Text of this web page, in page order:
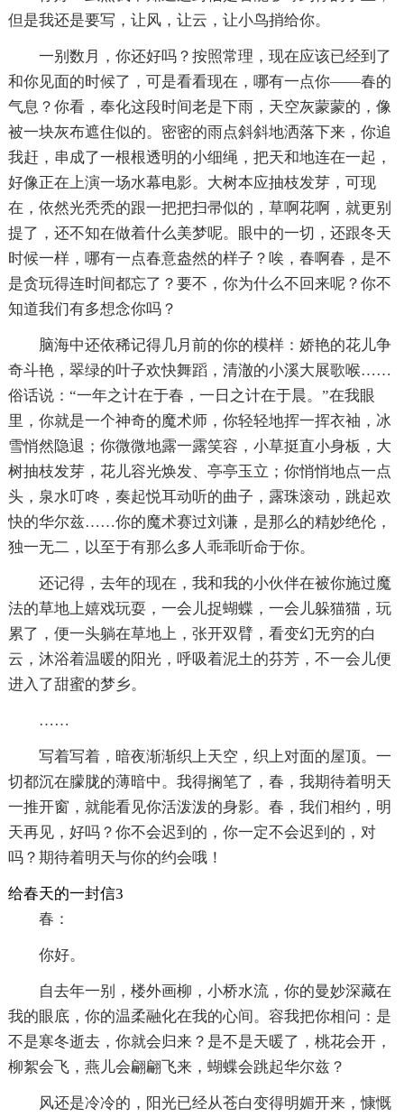
但是我还是要写，让风，让云，让小鸟捎给你。
一别数月，你还好吗？按照常理，现在应该已经到了
和你见面的时候了，可是看看现在，哪有一点你——春的
气息？你看，奉化这段时间老是下雨，天空灰蒙蒙的，像
被一块灰布遮住似的。密密的雨点斜斜地洒落下来，你追
我赶，串成了一根根透明的小细绳，把天和地连在一起，
好像正在上演一场水幕电影。大树本应抽枝发芽，可现
在，依然光秃秃的跟一把把扫帚似的，草啊花啊，就更别
提了，还不知在做着什么美梦呢。眼中的一切，还跟冬天
时候一样，哪有一点春意盎然的样子？唉，春啊春，是不
是贪玩得连时间都忘了？要不，你为什么不回来呢？你不
知道我们有多想念你吗？
脑海中还依稀记得几月前的你的模样：娇艳的花儿争
奇斗艳，翠绿的叶子欢快舞蹈，清澈的小溪大展歌喉……
俗话说：“一年之计在于春，一日之计在于晨。”在我眼
里，你就是一个神奇的魔术师，你轻轻地挥一挥衣袖，冰
雪悄然隐退；你微微地露一露笑容，小草挺直小身板，大
树抽枝发芽，花儿容光焕发、亭亭玉立；你悄悄地点一点
头，泉水叮咚，奏起悦耳动听的曲子，露珠滚动，跳起欢
快的华尔兹……你的魔术赛过刘谦，是那么的精妙绝伦，
独一无二，以至于有那么多人乖乖听命于你。
还记得，去年的现在，我和我的小伙伴在被你施过魔
法的草地上嬉戏玩耍，一会儿捉蝴蝶，一会儿躲猫猫，玩
累了，便一头躺在草地上，张开双臂，看变幻无穷的白
云，沐浴着温暖的阳光，呼吸着泥土的芬芳，不一会儿便
进入了甜蜜的梦乡。
……
写着写着，暗夜渐渐织上天空，织上对面的屋顶。一
切都沉在朦胧的薄暗中。我得搁笔了，春，我期待着明天
一推开窗，就能看见你活泼泼的身影。春，我们相约，明
天再见，好吗？你不会迟到的，你一定不会迟到的，对
吗？期待着明天与你的约会哦！
给春天的一封信3
春：
你好。
自去年一别，楼外画柳，小桥水流，你的曼妙深藏在
我的眼底，你的温柔融化在我的心间。容我把你相问：是
不是寒冬逝去，你就会归来？是不是天暖了，桃花会开，
柳絮会飞，燕儿会翩翩飞来，蝴蝶会跳起华尔兹？
风还是冷冷的，阳光已经从苍白变得明媚开来，慷慨